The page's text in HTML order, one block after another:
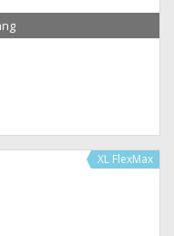
XL FlexMax